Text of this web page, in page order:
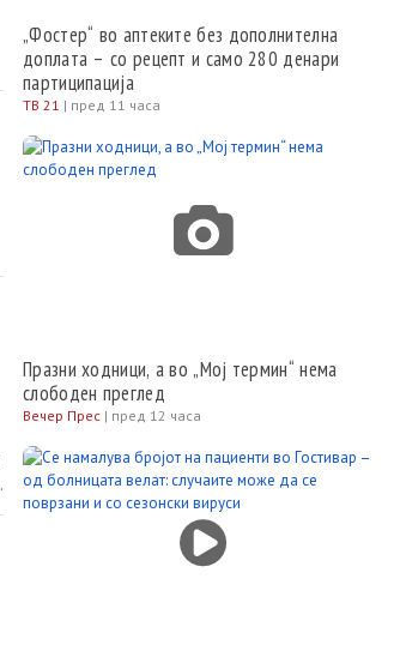
„Фостер“ во аптеките без дополнителна
доплата – со рецепт и само 280 денари
партиципација
ТВ 21 | пред 11 часа
Празни ходници, а во „Мој термин“ нема
слободен преглед
Вечер Прес | пред 12 часа